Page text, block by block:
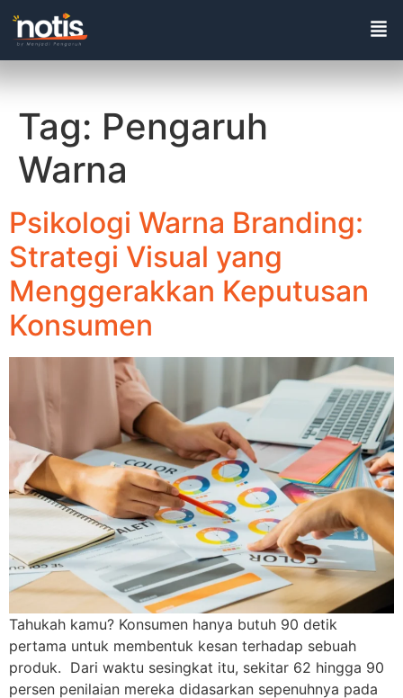
Tag: Pengaruh
Warna
Psikologi Warna Branding:
Strategi Visual yang
Menggerakkan Keputusan
Konsumen
Tahukah kamu? Konsumen hanya butuh 90 detik
pertama untuk membentuk kesan terhadap sebuah
produk. Dari waktu sesingkat itu, sekitar 62 hingga 90
persen penilaian mereka didasarkan sepenuhnya pada